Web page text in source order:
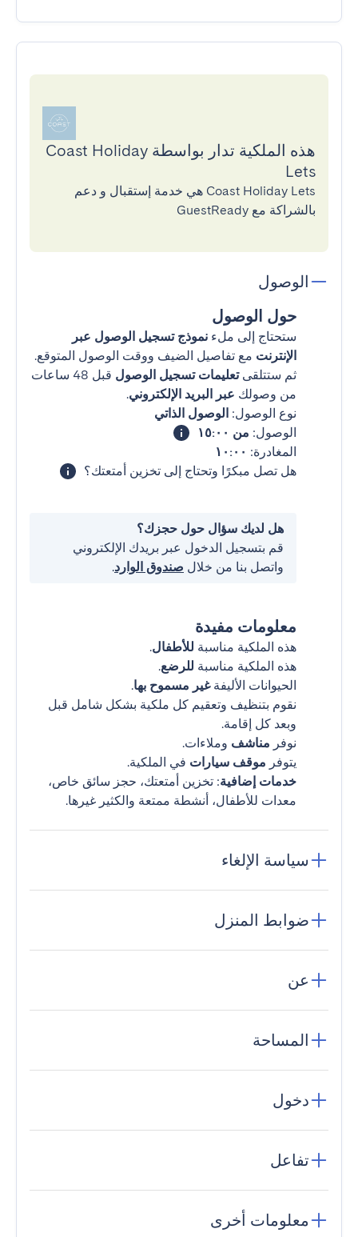
هذه الملكية تدار بواسطة Coast Holiday
Lets
Coast Holiday Lets هي خدمة إستقبال و دعم
بالشراكة مع GuestReady
الوصول
حول الوصول
ستحتاج إلى ملء نموذج تسجيل الوصول عبر
الإنترنت مع تفاصيل الضيف ووقت الوصول المتوقع.
ثم ستتلقىتعليمات تسجيل الوصول
قبل 48 ساعات
من وصولك عبر البريد الإلكتروني.
نوع الوصول: الوصول الذاتي
الوصول: من ١٥:٠٠
المغادرة: ١٠:٠٠
هل تصل مبكرًا وتحتاج إلى تخزين أمتعتك؟
هل لديك سؤال حول حجزك؟
قم بتسجيل الدخول عبر بريدك الإلكتروني
واتصل بنا من خلال صندوق الوارد.
معلومات مفيدة
هذه الملكية مناسبة للأطفال.
هذه الملكية مناسبة للرضع.
الحيوانات الأليفةغير مسموح بها.
نقوم بتنظيف وتعقيم كل ملكية بشكل شامل قبل
وبعد كل إقامة.
نوفر مناشف وملاءات.
يتوفر موقف سيارات في الملكية.
خدمات إضافية: تخزين أمتعتك، حجز سائق خاص،
معدات للأطفال، أنشطة ممتعة والكثير غيرها.
سياسة الإلغاء
ضوابط المنزل
عن
المساحة
دخول
تفاعل
معلومات أخرى